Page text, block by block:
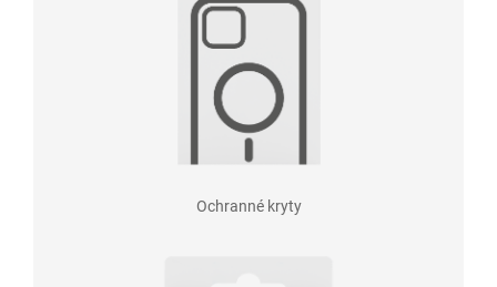
Ochranné kryty